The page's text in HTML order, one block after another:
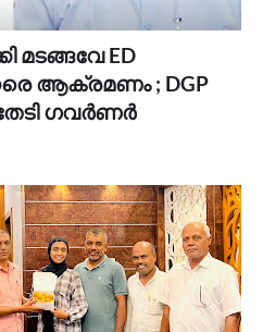
മടങ്ങവേ ED
ആക്രമണം ; DGP
ഗവർണർ